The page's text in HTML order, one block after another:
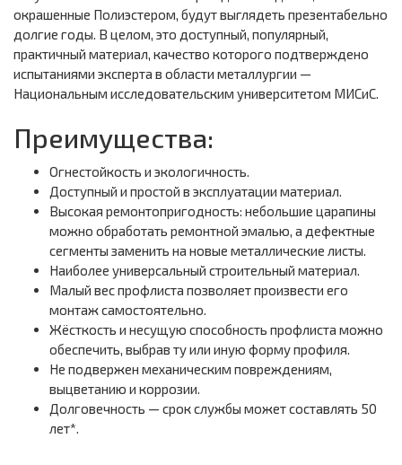
окрашенные Полиэстером, будут выглядеть презентабельно
долгие годы. В целом, это доступный, популярный,
практичный материал, качество которого подтверждено
испытаниями эксперта в области металлургии —
Национальным исследовательским университетом МИСиС.
Преимущества:
Огнестойкость и экологичность.
Доступный и простой в эксплуатации материал.
Высокая ремонтопригодность: небольшие царапины
можно обработать ремонтной эмалью, а дефектные
сегменты заменить на новые металлические листы.
Наиболее универсальный строительный материал.
Малый вес профлиста позволяет произвести его
монтаж самостоятельно.
Жёсткость и несущую способность профлиста можно
обеспечить, выбрав ту или иную форму профиля.
Не подвержен механическим повреждениям,
выцветанию и коррозии.
Долговечность — срок службы может составлять 50
лет*.